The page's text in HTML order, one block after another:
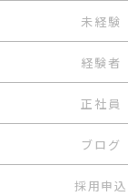
未経験
経験者
正社員
ブログ
採用申込